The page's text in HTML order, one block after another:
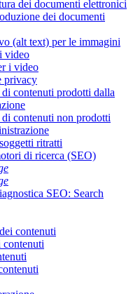
dei documenti elettronici
dei documenti
(alt text) per le immagini
video
i video
privacy
contenuti prodotti dalla
contenuti non prodotti
ritratti
di ricerca (SEO)
SEO: Search
contenuti
contenuti